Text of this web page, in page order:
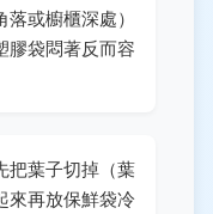
或櫥櫃深處）
膠袋悶著反而容
把葉子切掉（葉
來再放保鮮袋冷